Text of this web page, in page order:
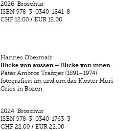
2026. Broschur
ISBN 978-3-0340-1841-8
CHF 12.00 /EUR 12.00
Hannes Obermair
Blicke von aussen – Blicke von innen
Pater Ambros Trafojer (1891–1974)
fotografiert im und um das Kloster Muri-
Gries in Bozen
2024. Broschur
ISBN 978-3-0340-1763-3
CHF 22.00 /EUR 22.00